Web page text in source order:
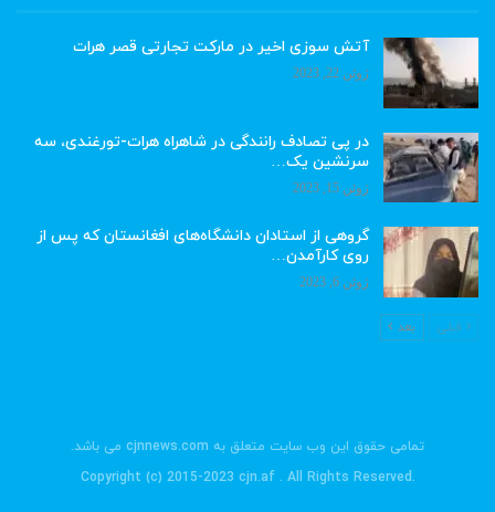
آتش سوزی اخیر در مارکت تجارتی قصر هرات
ژوئن 22, 2023
در پی تصادف رانندگی در شاهراه هرات-تورغندی، سه
سرنشین یک…
ژوئن 15, 2023
گروهی از استادان دانشگاه‌های افغانستان که پس از
روی کارآمدن…
ژوئن 6, 2023
قبلی بعد
تمامی حقوق این وب سایت متعلق به cjnnews.com می باشد.
.Copyright (c) 2015-2023 cjn.af . All Rights Reserved